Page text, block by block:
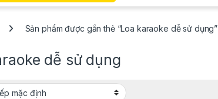
Sản phẩm được gắn thẻ “Loa karaoke dễ sử dụng”
dễ sử dụng